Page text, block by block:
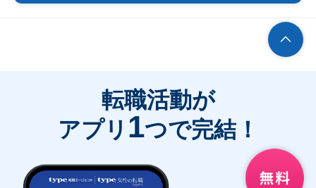
転職活動が
アプリ 1つで完結！